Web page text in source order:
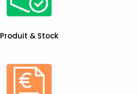
Produit & Stock